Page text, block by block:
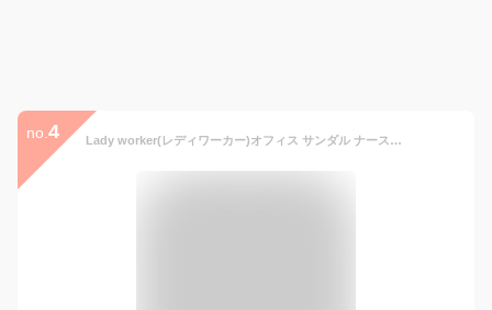
no. 4 Lady worker(レディワーカー)オフィス サンダル ナースサンダル オフィスシューズ レディス ビジネス 2E相当 黒 SS(21.0-21.5)-LL(24.5) LO-16370 LO-16390 LO-16400